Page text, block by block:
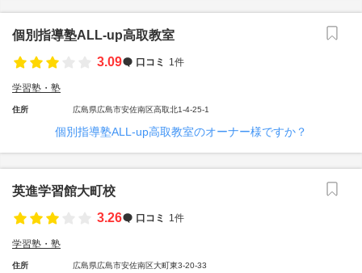
個別指導塾ALL-up高取教室
3.09
口コミ 1件
学習塾・塾
住所 広島県広島市安佐南区高取北1-4-25-1
個別指導塾ALL-up高取教室のオーナー様ですか？
英進学習館大町校
3.26
口コミ 1件
学習塾・塾
住所 広島県広島市安佐南区大町東3-20-33